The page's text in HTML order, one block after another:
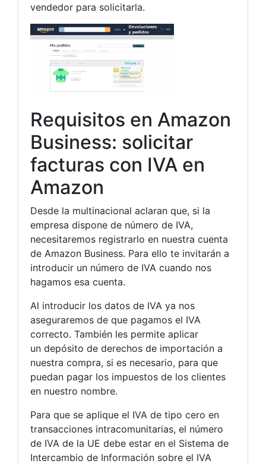
vendedor para solicitarla.
Requisitos en Amazon
Business: solicitar
facturas con IVA en
Amazon
Desde la multinacional aclaran que, si la
empresa dispone de número de IVA,
necesitaremos registrarlo en nuestra cuenta
de Amazon Business. Para ello te invitarán a
introducir un número de IVA cuando nos
hagamos esa cuenta.
Al introducir los datos de IVA ya nos
aseguraremos de que pagamos el IVA
correcto. También les permite aplicar
un depósito de derechos de importación a
nuestra compra, si es necesario, para que
puedan pagar los impuestos de los clientes
en nuestro nombre.
Para que se aplique el IVA de tipo cero en
transacciones intracomunitarias, el número
de IVA de la UE debe estar en el Sistema de
Intercambio de Información sobre el IVA